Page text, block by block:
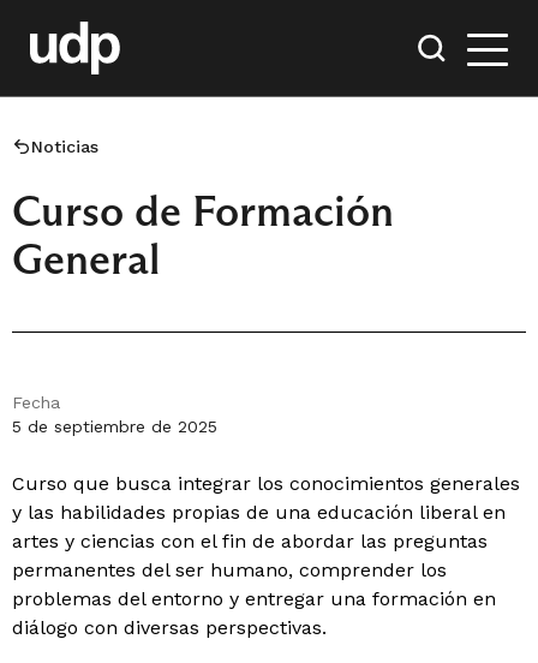
Noticias
Curso de Formación
General
Fecha
5 de septiembre de 2025
Curso que busca integrar los conocimientos generales
y las habilidades propias de una educación liberal en
artes y ciencias con el fin de abordar las preguntas
permanentes del ser humano, comprender los
problemas del entorno y entregar una formación en
diálogo con diversas perspectivas.